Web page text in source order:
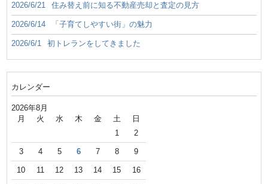
2026/6/21 住み替え前に知る不動産売却と査定の見方
2026/6/14 「子育てしやすい街」の魅力
2026/6/1 初トレランをしてきました
カレンダー
2026年8月
月 火 水 木 金 土 日
1 2
3 4 5 6 7 8 9
10 11 12 13 14 15 16